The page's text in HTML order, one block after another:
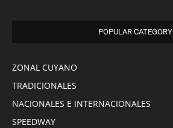
POPULAR CATEGORY
ZONAL CUYANO
TRADICIONALES
NACIONALES E INTERNACIONALES
SPEEDWAY